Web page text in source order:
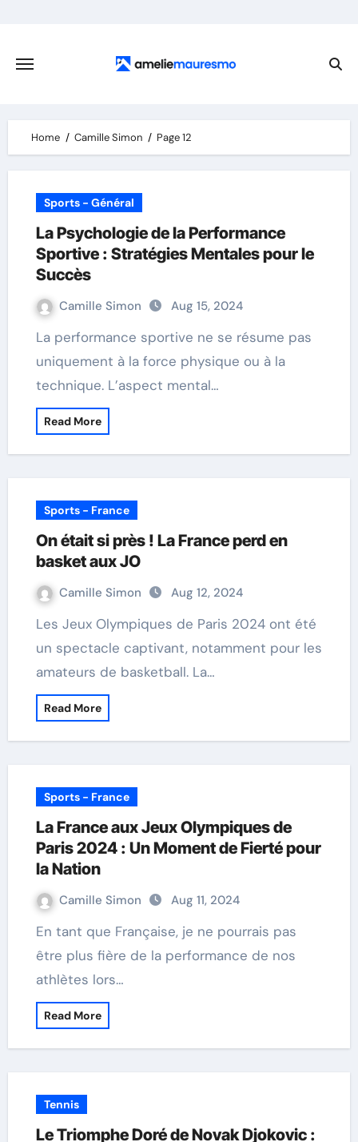
content
Home Camille Simon Page 12
Sports - Général
La Psychologie de la Performance
Sportive : Stratégies Mentales pour le
Succès
Camille Simon Aug 15, 2024
La performance sportive ne se résume pas
uniquement à la force physique ou à la
technique. L’aspect mental…
Read More
Sports - France
On était si près ! La France perd en
basket aux JO
Camille Simon Aug 12, 2024
Les Jeux Olympiques de Paris 2024 ont été
un spectacle captivant, notamment pour les
amateurs de basketball. La…
Read More
Sports - France
La France aux Jeux Olympiques de
Paris 2024 : Un Moment de Fierté pour
la Nation
Camille Simon Aug 11, 2024
En tant que Française, je ne pourrais pas
être plus fière de la performance de nos
athlètes lors…
Read More
Tennis
Le Triomphe Doré de Novak Djokovic :